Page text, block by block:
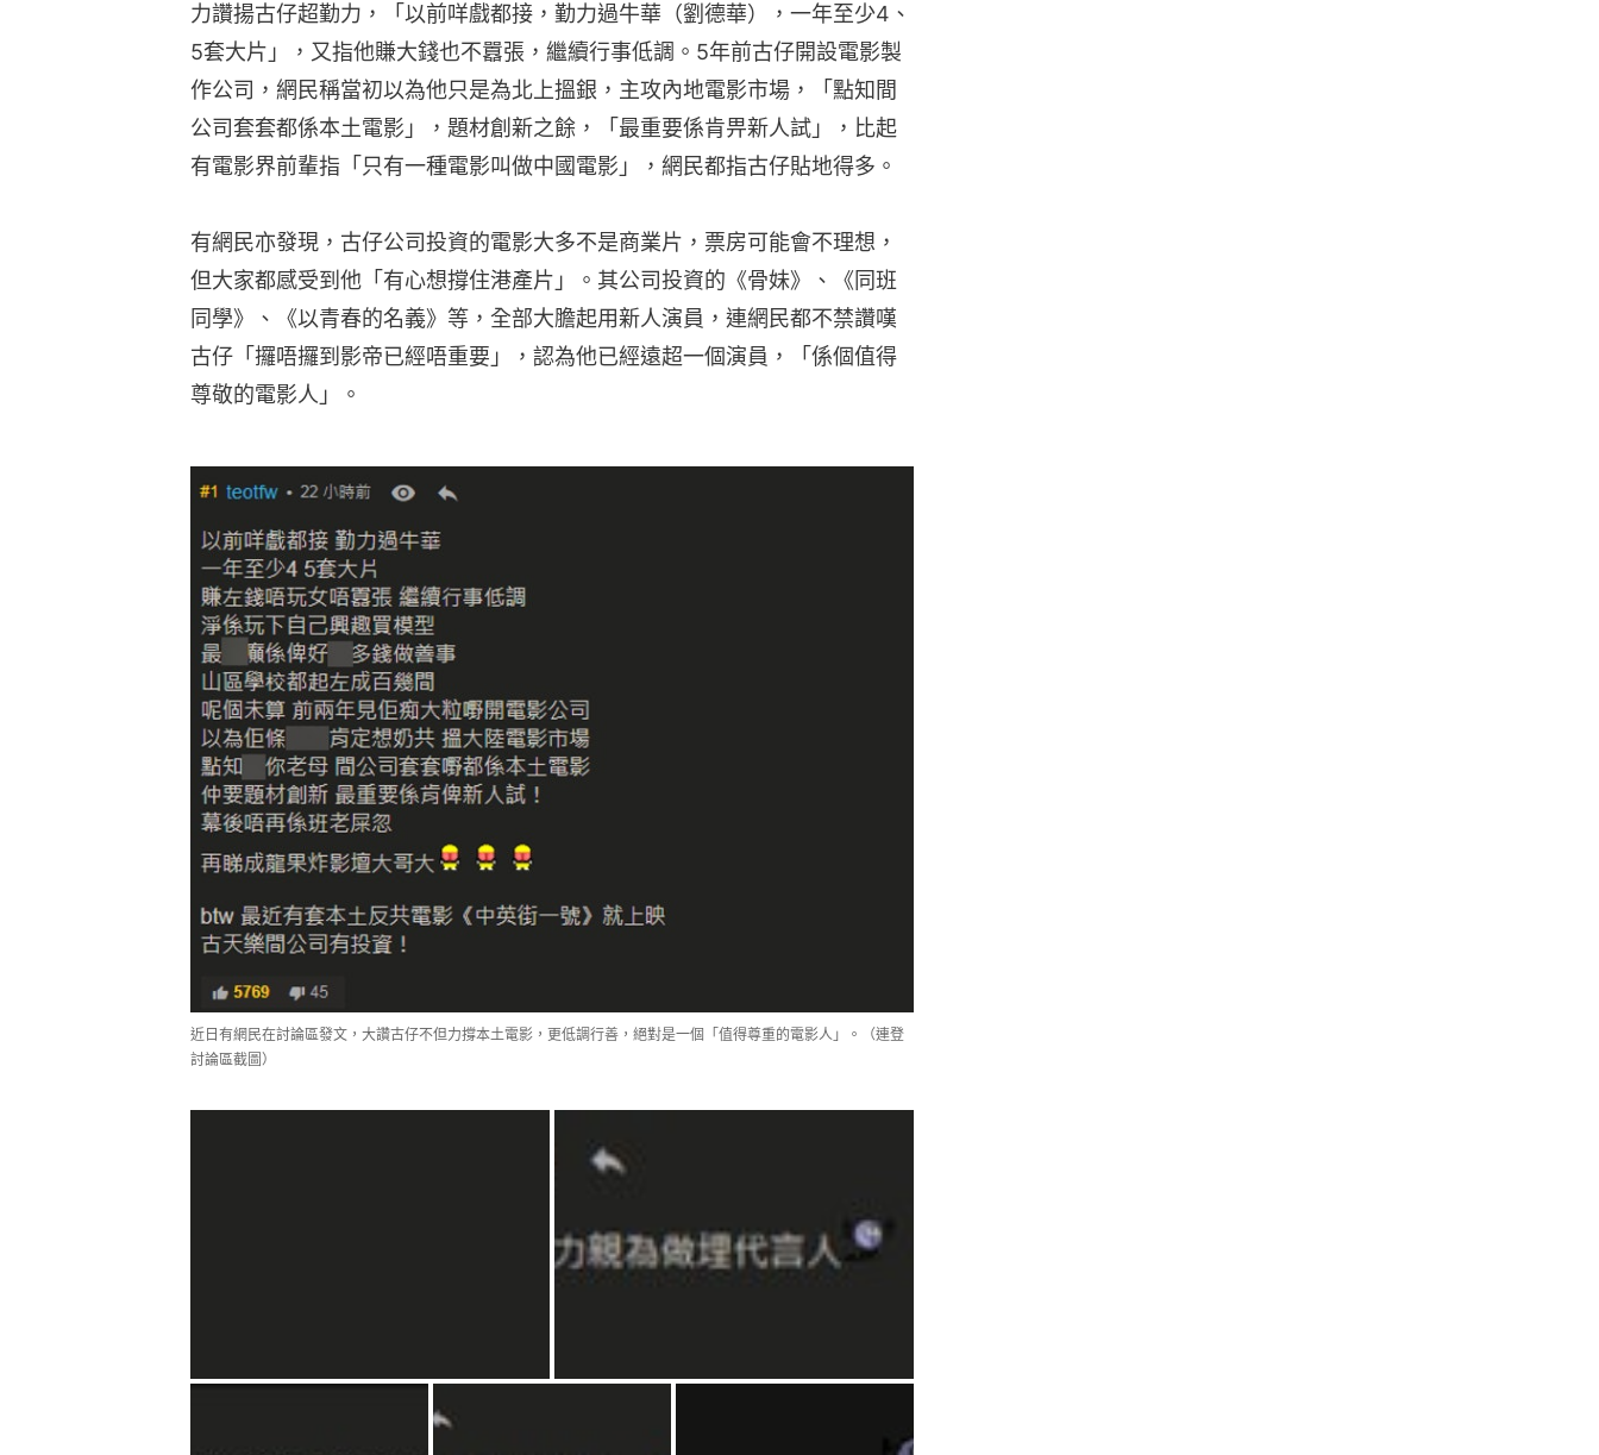
力讚揚古仔超勤力，「以前咩戲都接，勤力過牛華（劉德華），一年至少4、
5套大片」，又指他賺大錢也不囂張，繼續行事低調。5年前古仔開設電影製
作公司，網民稱當初以為他只是為北上搵銀，主攻內地電影市場，「點知間
公司套套都係本土電影」，題材創新之餘，「最重要係肯畀新人試」，比起
有電影界前輩指「只有一種電影叫做中國電影」，網民都指古仔貼地得多。
有網民亦發現，古仔公司投資的電影大多不是商業片，票房可能會不理想，
但大家都感受到他「有心想撐住港產片」。其公司投資的《骨妹》、《同班
同學》、《以青春的名義》等，全部大膽起用新人演員，連網民都不禁讚嘆
古仔「攞唔攞到影帝已經唔重要」，認為他已經遠超一個演員，「係個值得
尊敬的電影人」。
近日有網民在討論區發文，大讚古仔不但力撐本土電影，更低調行善，絕對是一個「值得尊重的電影人」。（連登
討論區截圖）